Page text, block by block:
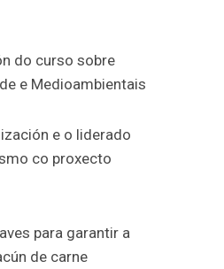
do curso sobre
e Medioambientais
e o liderado
co proxecto
para garantir a
de carne